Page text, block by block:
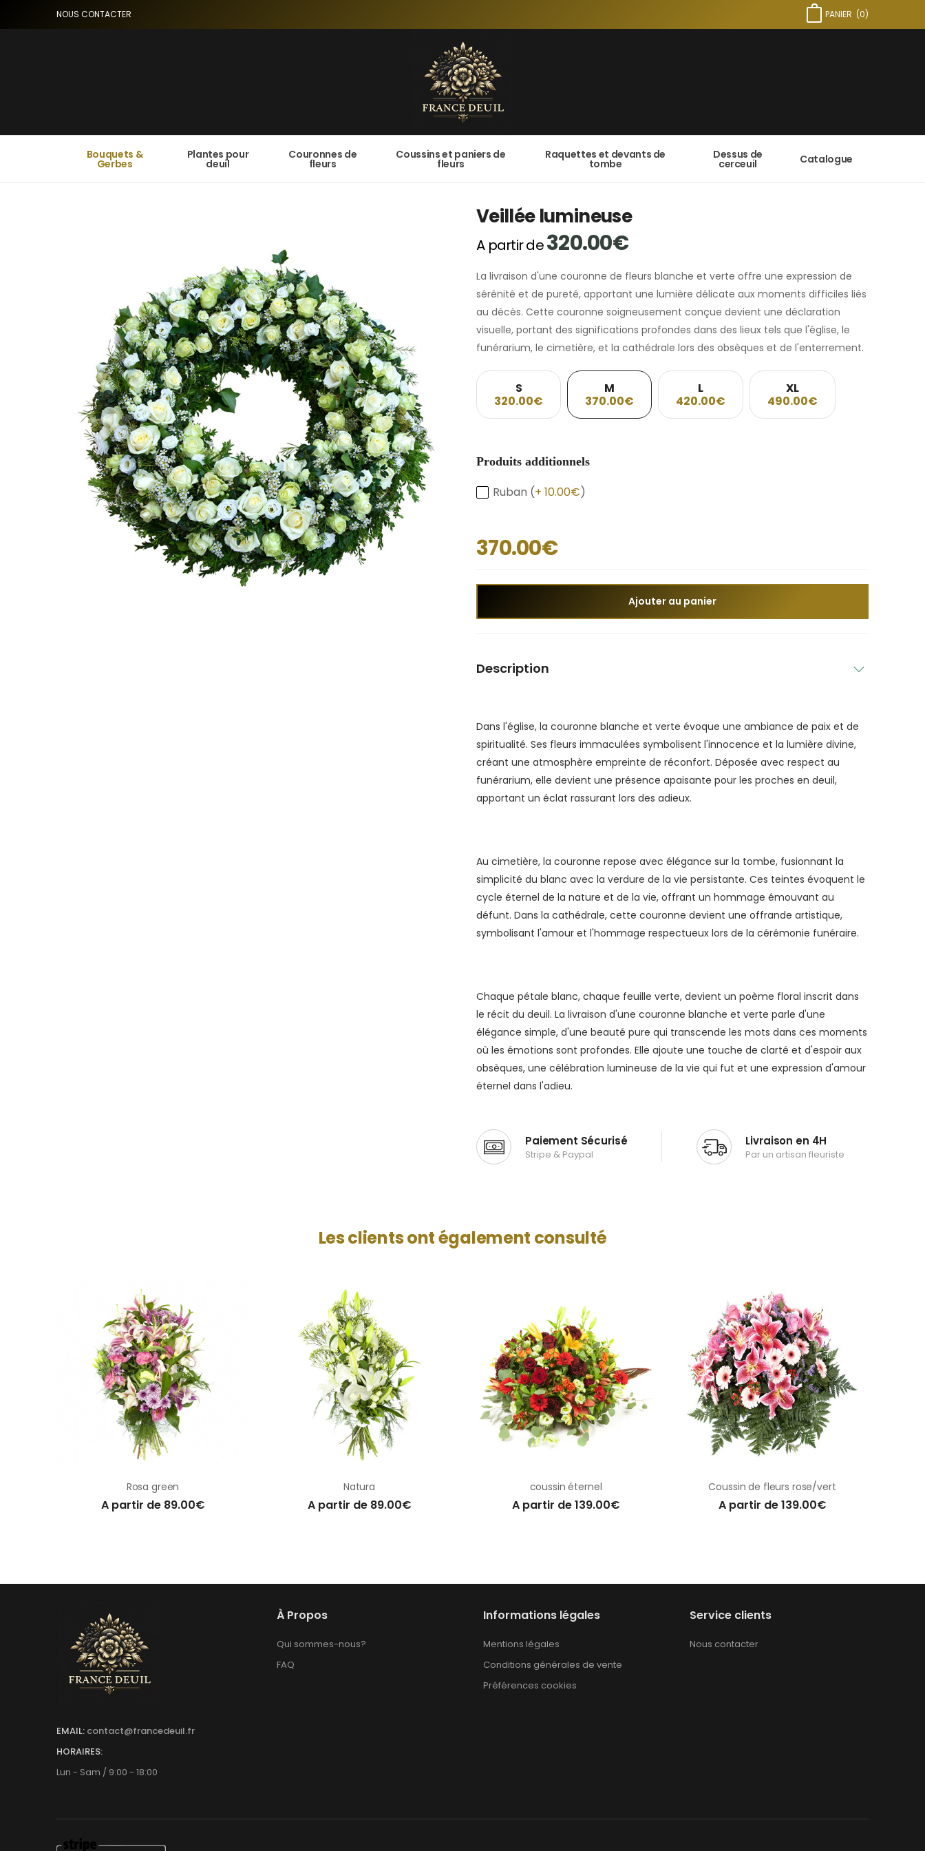
NOUS CONTACTER PANIER (0)
Bouquets &
Gerbes
Plantes pour
deuil
Couronnes de
fleurs
Coussins et paniers de
fleurs
Raquettes et devants de
tombe
Dessus de
cerceuil Catalogue
Veillée lumineuse
A partir de320.00€
La livraison d'une couronne de fleurs blanche et verte offre une expression de
sérénité et de pureté, apportant une lumière délicate aux moments difficiles liés
au décès. Cette couronne soigneusement conçue devient une déclaration
visuelle, portant des significations profondes dans des lieux tels que l'église, le
funérarium, le cimetière, et la cathédrale lors des obsèques et de l'enterrement.
S
320.00€
M
370.00€
L
420.00€
XL
490.00€
Produits additionnels
Ruban (+ 10.00€)
370.00€
Ajouter au panier
Description
Dans l'église, la couronne blanche et verte évoque une ambiance de paix et de
spiritualité. Ses fleurs immaculées symbolisent l'innocence et la lumière divine,
créant une atmosphère empreinte de réconfort. Déposée avec respect au
funérarium, elle devient une présence apaisante pour les proches en deuil,
apportant un éclat rassurant lors des adieux.
Au cimetière, la couronne repose avec élégance sur la tombe, fusionnant la
simplicité du blanc avec la verdure de la vie persistante. Ces teintes évoquent le
cycle éternel de la nature et de la vie, offrant un hommage émouvant au
défunt. Dans la cathédrale, cette couronne devient une offrande artistique,
symbolisant l'amour et l'hommage respectueux lors de la cérémonie funéraire.
Chaque pétale blanc, chaque feuille verte, devient un poème floral inscrit dans
le récit du deuil. La livraison d'une couronne blanche et verte parle d'une
élégance simple, d'une beauté pure qui transcende les mots dans ces moments
où les émotions sont profondes. Elle ajoute une touche de clarté et d'espoir aux
obsèques, une célébration lumineuse de la vie qui fut et une expression d'amour
éternel dans l'adieu.
Paiement Sécurisé
Stripe & Paypal
Livraison en 4H
Par un artisan fleuriste
Les clients ont également consulté
Rosa green
A partir de 89.00€
Natura
A partir de 89.00€
coussin éternel
A partir de 139.00€
Coussin de fleurs rose/vert
A partir de 139.00€
EMAIL: contact@francedeuil.fr
HORAIRES:
Lun - Sam / 9:00 - 18:00
À Propos
Qui sommes-nous?
FAQ
Informations légales
Mentions légales
Conditions générales de vente
Préférences cookies
Service clients
Nous contacter